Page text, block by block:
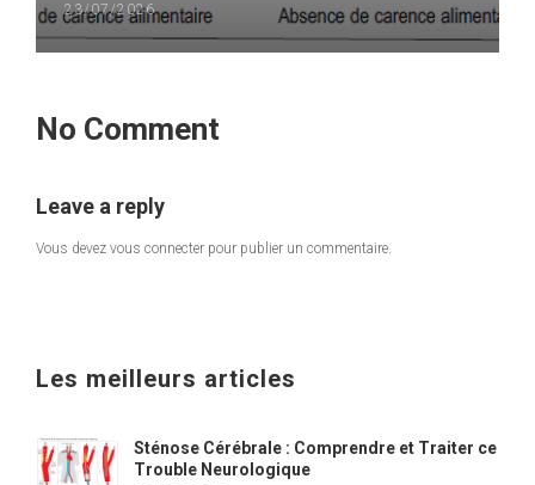
23/07/2026
No Comment
Leave a reply
Vous devez vous connecter pour publier un commentaire.
Les meilleurs articles
Sténose Cérébrale : Comprendre et Traiter ce
Trouble Neurologique